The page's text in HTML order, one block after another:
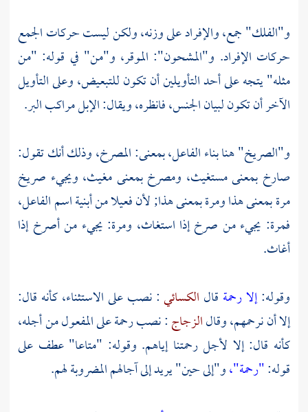
و"الفلك" جمع، والإفراد على وزنه، ولكن ليست حركات الجمع
حركات الإفراد. و"المشحون": الموقر، و"من" في قوله: "من
مثله" يتجه على أحد التأويلين أن تكون للتبعيض، وعلى التأويل
الآخر أن تكون لبيان الجنس، فانظره، ويقال: الإبل مراكب البر.
و"الصريخ" هنا بناء الفاعل، بمعنى: المصرخ، وذلك أنك تقول:
صارخ بمعنى مستغيث، ومصرخ بمعنى مغيث، ويجيء صريخ
مرة بمعنى هذا ومرة بمعنى هذا; لأن فعيلا من أبنية اسم الفاعل،
فمرة: يجيء من صرخ إذا استغاث، ومرة: يجيء من أصرخ إذا
أغاث.
وقوله:إلا رحمة قال الكسائي: نصب على الاستثناء، كأنه قال:
إلا أن نرحمهم، وقالالزجاج: نصب رحمة على المفعول من أجله،
كأنه قال: إلا لأجل رحمتنا إياهم. وقوله: "متاعا" عطف على
قوله:"رحمة"،و"إلى حين" يريد إلى آجالهم المضروبة لهم.